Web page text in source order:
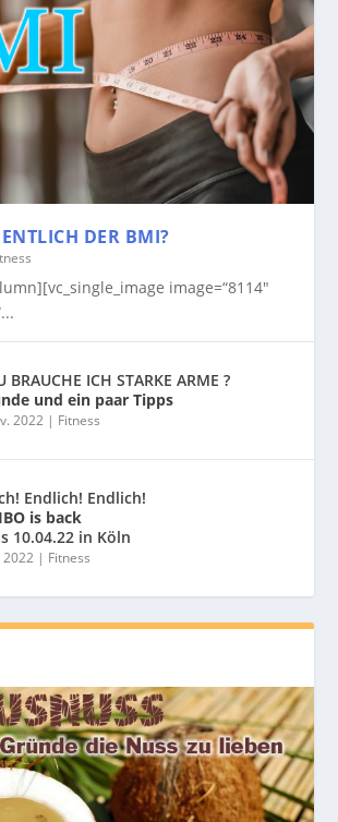
DER BMI?
image=“8114″
BRAUCHE ICH STARKE ARME ?
und ein paar Tipps
2022 | Fitness
Endlich! Endlich!
is back
10.04.22 in Köln
2022 | Fitness